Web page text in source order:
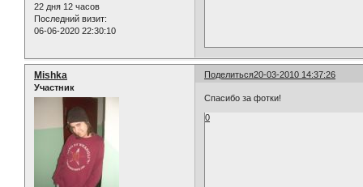
22 дня 12 часов
Последний визит:
06-06-2020 22:30:10
Поделиться20-03-2010 14:37:26
Mishka
Участник
Спасибо за фотки!
0